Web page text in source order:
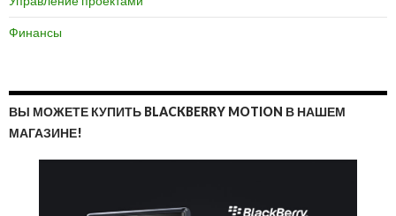
Финансы
ВЫ МОЖЕТЕ КУПИТЬ BLACKBERRY MOTION В НАШЕМ
МАГАЗИНЕ!